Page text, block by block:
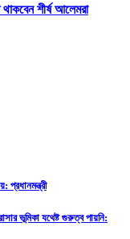
শীর্ষ আলেমরা
প্রধানমন্ত্রী
ভূমিকা যথেষ্ট গুরুত্ব পায়নি: